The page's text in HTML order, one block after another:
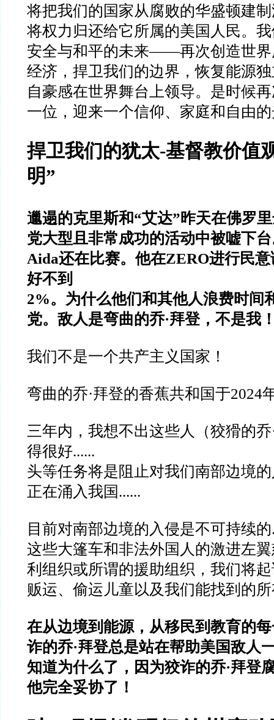
将把我们的国家从腐败的华盛顿建
将权力归还给它所属的美国人民。
安全与和平的未来——再次创造世
经济，捍卫我们的边界，恢复能源
自豪感在世界舞台上领导。是时候
一位，迎来一个信仰、家庭和自由
捍卫我们的犹太-基督教价值
明”
邋遢的克里斯和“艾达”昨天在佛罗
党大型且非常成功的活动中被嘘下
Aida还在比赛。他在ZERO进行民
好不到
2%。为什么他们和其他人浪费时间
党。敌人是弯曲的乔·拜登，不是我
我们不是一个共产主义国家！
弯曲的乔·拜登的香蕉共和国于2024
三年内，我想不出这些人（狡猾的乔
得很好......
头等任务将是阻止对我们南部边境
正在涌入我国 ......
目前对南部边境的入侵是不可持续的
这些大篷车和非法外国人的激进左
利组织或所谓的援助组织，我们将
贩运、偷运儿童以及我们能找到的
在从边境到能源，从移民到教育的
诈的乔·拜登总是站在帮助美国敌人
知道为什么了，因为狡诈的乔·拜登
他完全妥协了！